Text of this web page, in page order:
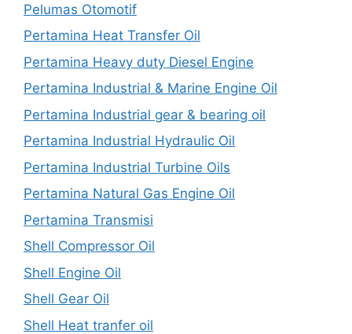
Pelumas Otomotif
Pertamina Heat Transfer Oil
Pertamina Heavy duty Diesel Engine
Pertamina Industrial & Marine Engine Oil
Pertamina Industrial gear & bearing oil
Pertamina Industrial Hydraulic Oil
Pertamina Industrial Turbine Oils
Pertamina Natural Gas Engine Oil
Pertamina Transmisi
Shell Compressor Oil
Shell Engine Oil
Shell Gear Oil
Shell Heat tranfer oil